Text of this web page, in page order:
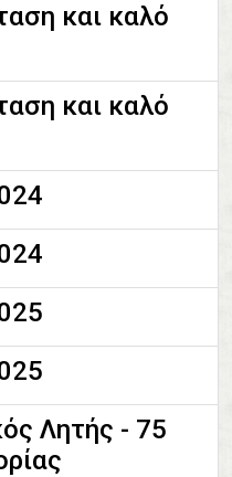
και καλό
και καλό
Λητής - 75